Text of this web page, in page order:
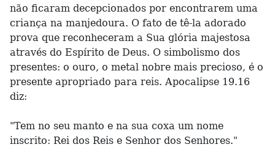
não ficaram decepcionados por encontrarem uma
criança na manjedoura. O fato de tê-la adorado
prova que reconheceram a Sua glória majestosa
através do Espírito de Deus. O simbolismo dos
presentes: o ouro, o metal nobre mais precioso, é o
presente apropriado para reis. Apocalipse 19.16
diz:
"Tem no seu manto e na sua coxa um nome
inscrito: Rei dos Reis e Senhor dos Senhores."